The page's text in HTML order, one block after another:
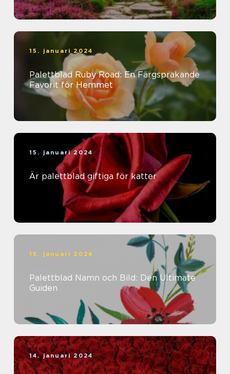
15. januari 2024
Palettblad Ruby Road: En Färgsprakande
Favorit för Hemmet
15. januari 2024
Är palettblad giftiga för katter
15. januari 2024
Palettblad Namn och Bild: Den Ultimate
Guiden
14. januari 2024